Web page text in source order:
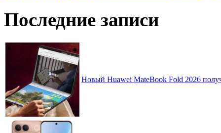
Последние записи
Новый Huawei MateBook Fold 2026